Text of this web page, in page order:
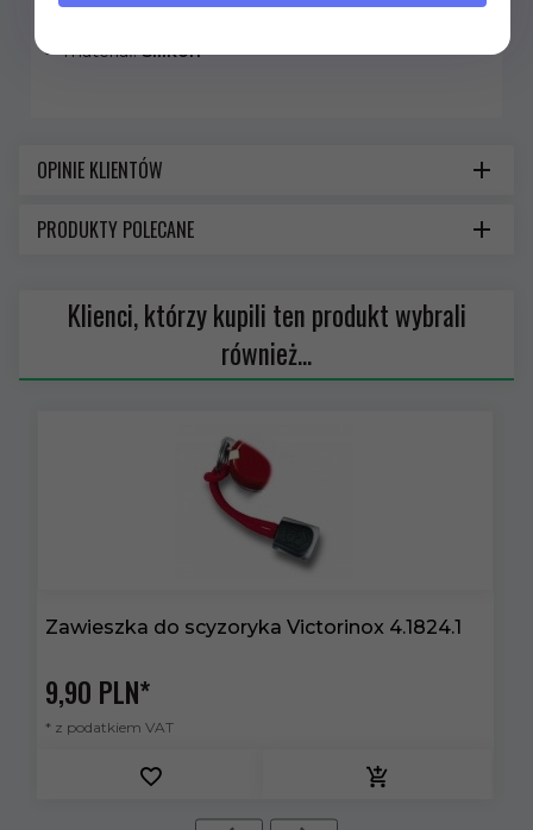
materiał:Silikon
OPINIE KLIENTÓW
PRODUKTY POLECANE
Klienci, którzy kupili ten produkt wybrali
również...
Zawieszka do scyzoryka Victorinox 4.1824.1
9,90 PLN*
* z podatkiem VAT